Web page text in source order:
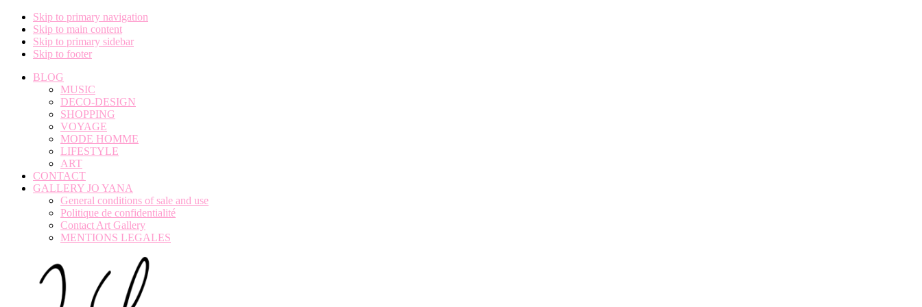
Skip to primary navigation
Skip to main content
Skip to primary sidebar
Skip to footer
BLOG
MUSIC
DECO-DESIGN
SHOPPING
VOYAGE
MODE HOMME
LIFESTYLE
ART
CONTACT
GALLERY JO YANA
General conditions of sale and use
Politique de confidentialité
Contact Art Gallery
MENTIONS LEGALES